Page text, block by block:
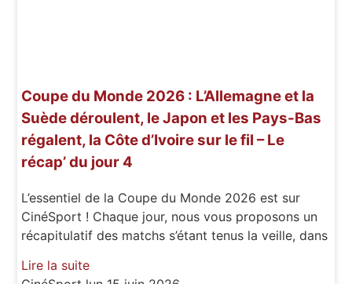
Coupe du Monde 2026 : L’Allemagne et la
Suède déroulent, le Japon et les Pays-Bas
régalent, la Côte d’Ivoire sur le fil – Le
récap’ du jour 4
L’essentiel de la Coupe du Monde 2026 est sur
CinéSport ! Chaque jour, nous vous proposons un
récapitulatif des matchs s’étant tenus la veille, dans
Lire la suite